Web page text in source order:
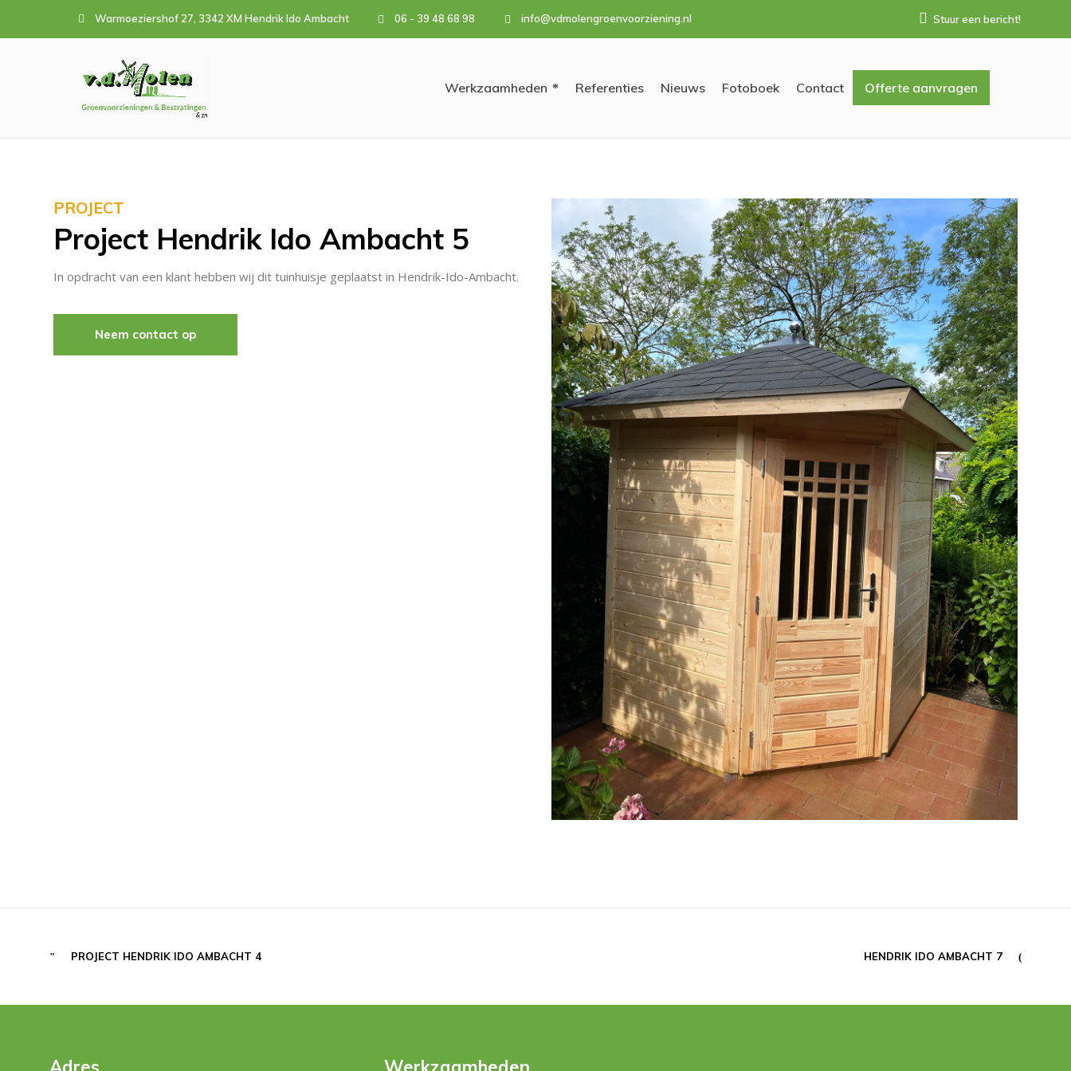
Warmoeziershof 27, 3342 XM Hendrik Ido Ambacht 06 - 39 48 68 98 info@vdmolengroenvoorziening.nl Stuur een bericht!
Werkzaamheden Referenties Nieuws Fotoboek Contact Offerte aanvragen
PROJECT
Project Hendrik Ido Ambacht 5
In opdracht van een klant hebben wij dit tuinhuisje geplaatst in Hendrik-Ido-Ambacht.
Neem contact op
PROJECT HENDRIK IDO AMBACHT 4 HENDRIK IDO AMBACHT 7